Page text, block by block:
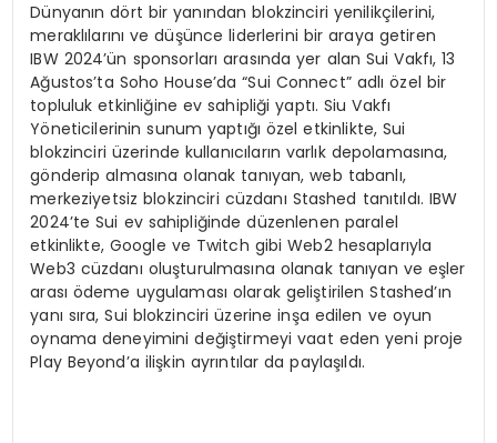
Dünyanın dört bir yanından blokzinciri yenilikçilerini,
meraklılarını ve düşünce liderlerini bir araya getiren
IBW 2024’ün sponsorları arasında yer alan Sui Vakfı, 13
Ağustos’ta Soho House’da “Sui Connect” adlı özel bir
topluluk etkinliğine ev sahipliği yaptı. Siu Vakfı
Yöneticilerinin sunum yaptığı özel etkinlikte, Sui
blokzinciri üzerinde kullanıcıların varlık depolamasına,
gönderip almasına olanak tanıyan, web tabanlı,
merkeziyetsiz blokzinciri cüzdanı Stashed tanıtıldı. IBW
2024’te Sui ev sahipliğinde düzenlenen paralel
etkinlikte, Google ve Twitch gibi Web2 hesaplarıyla
Web3 cüzdanı oluşturulmasına olanak tanıyan ve eşler
arası ödeme uygulaması olarak geliştirilen Stashed’ın
yanı sıra, Sui blokzinciri üzerine inşa edilen ve oyun
oynama deneyimini değiştirmeyi vaat eden yeni proje
Play Beyond’a ilişkin ayrıntılar da paylaşıldı.